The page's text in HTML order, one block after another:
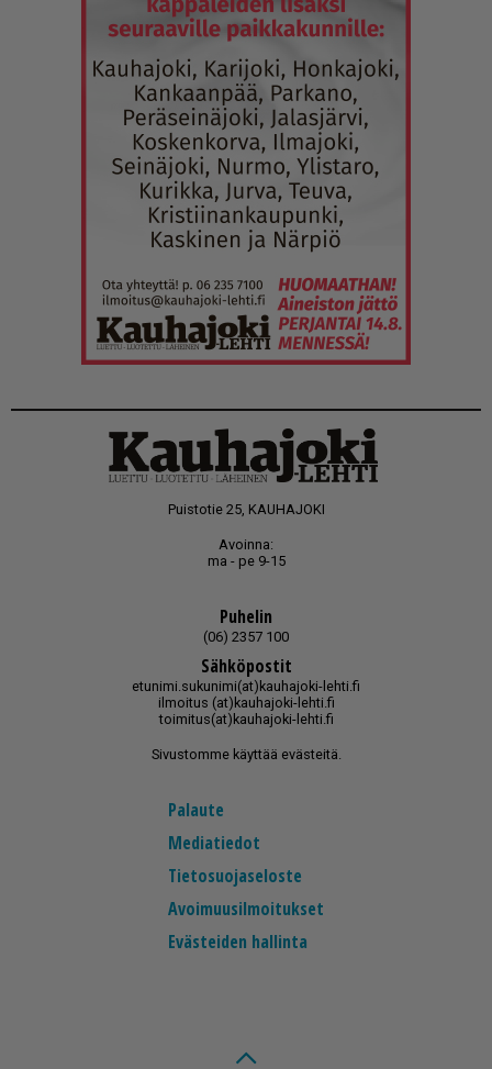
Puistotie 25, KAUHAJOKI
Avoinna:
ma - pe 9-15
Puhelin
(06) 2357 100
Sähköpostit
etunimi.sukunimi(at)kauhajoki-lehti.fi
ilmoitus (at)kauhajoki-lehti.fi
toimitus(at)kauhajoki-lehti.fi
Sivustomme käyttää evästeitä.
Palaute
Mediatiedot
Tietosuojaseloste
Avoimuusilmoitukset
Evästeiden hallinta